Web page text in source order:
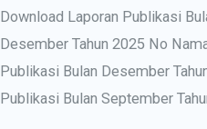
Download Laporan Publikasi
Desember Tahun 2025 No
Publikasi Bulan Desember
Publikasi Bulan September